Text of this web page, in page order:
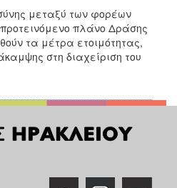
μεταξύ των φορέων
πλάνο Δράσης
τα μέτρα ετοιμότητας,
στη διαχείριση του